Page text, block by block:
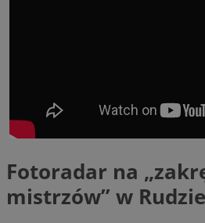
Fotoradar na
mistrzów” w